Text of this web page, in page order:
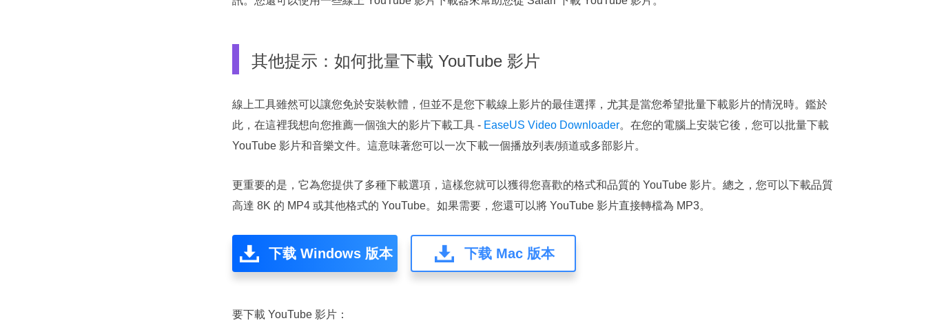
其他提示：如何批量下載 YouTube 影片
線上工具雖然可以讓您免於安裝軟體，但並不是您下載線上影片的最佳選擇，尤其是當您希望批量下載影片的情況時。鑑於
此，在這裡我想向您推薦一個強大的影片下載工具 - EaseUS Video Downloader。在您的電腦上安裝它後，您可以批量下載
YouTube 影片和音樂文件。這意味著您可以一次下載一個播放列表/頻道或多部影片。
更重要的是，它為您提供了多種下載選項，這樣您就可以獲得您喜歡的格式和品質的 YouTube 影片。總之，您可以下載品質
高達 8K 的 MP4 或其他格式的 YouTube。如果需要，您還可以將 YouTube 影片直接轉檔為 MP3。
下载 Windows 版本 下载 Mac 版本
要下載 YouTube 影片：